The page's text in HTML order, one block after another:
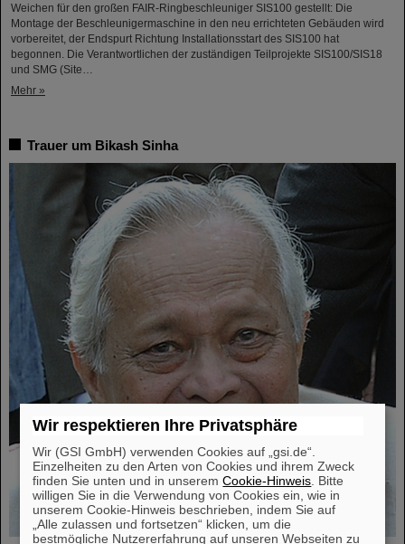
Weichen für den großen FAIR-Ringbeschleuniger SIS100 gestellt: Die
Montage der Beschleunigermaschine in den neu errichteten Gebäuden wird
vorbereitet, der Endspurt Richtung Installationsstart des SIS100 hat
begonnen. Die Verantwortlichen der zuständigen Teilprojekte SIS100/SIS18
und SMG (Site…
Mehr »
Trauer um Bikash Sinha
Wir respektieren Ihre Privatsphäre
Wir (GSI GmbH) verwenden Cookies auf „gsi.de“.
Einzelheiten zu den Arten von Cookies und ihrem Zweck
finden Sie unten und in unseremCookie-Hinweis . Bitte
willigen Sie in die Verwendung von Cookies ein, wie in
unserem Cookie-Hinweis beschrieben, indem Sie auf
„Alle zulassen und fortsetzen“ klicken, um die
bestmögliche Nutzererfahrung auf unseren Webseiten zu